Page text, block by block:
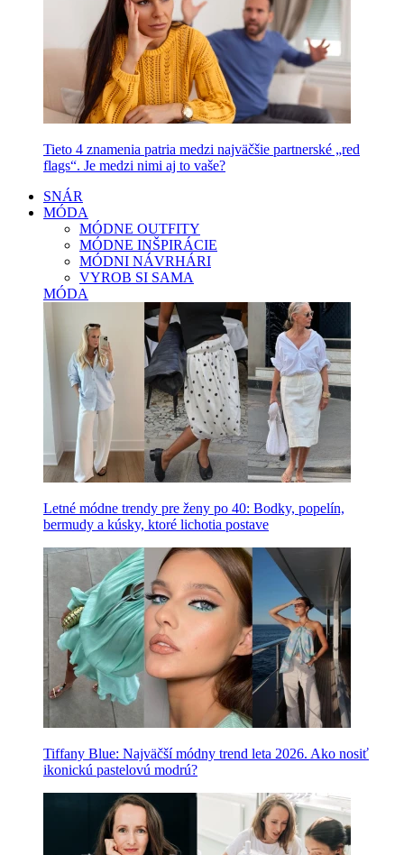
Tieto 4 znamenia patria medzi najväčšie partnerské „red
flags“. Je medzi nimi aj to vaše?
SNÁR
MÓDA
MÓDNE OUTFITY
MÓDNE INŠPIRÁCIE
MÓDNI NÁVRHÁRI
VYROB SI SAMA
MÓDA
Letné módne trendy pre ženy po 40: Bodky, popelín,
bermudy a kúsky, ktoré lichotia postave
Tiffany Blue: Najväčší módny trend leta 2026. Ako nosiť
ikonickú pastelovú modrú?